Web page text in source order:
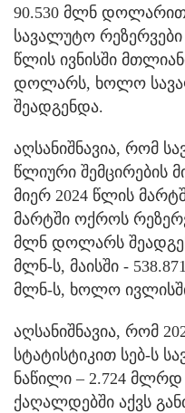
90.530 მლნ
სავალუტო რეზერვები
წლის ივნისში
დოლარს, ხოლო
შეადგენდა.
აღსანიშნავია, რომ
წლიური შემცირების
მიერ 2024 წლის
მარტში ოქროს
მლნ დოლარს
მლნ-ს, მაისში -
მლნ-ს, ხოლო
აღსანიშნავია, რომ
სტატისტიკით სებ-ს
ნაწილი – 2.724
ქაღალდებში აქვს